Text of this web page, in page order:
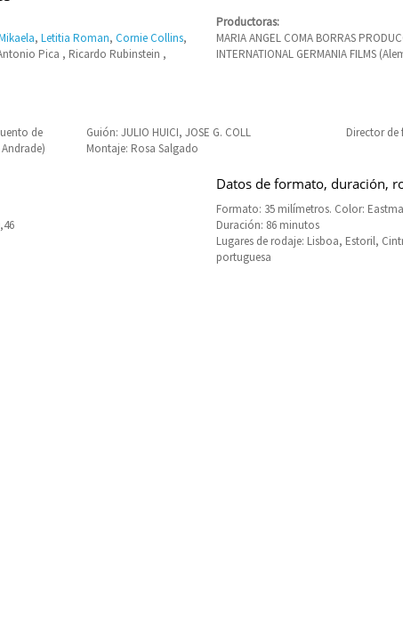
, Letitia Roman, Cornie Collins,
Pica , Ricardo Rubinstein ,
Productoras:
MARIA ANGEL COMA BORRAS
INTERNATIONAL GERMANIA FILMS
de
Guión: JULIO HUICI, JOSE G. COLL
Director de
Montaje: Rosa Salgado
Datos de formato, duración,
Formato: 35 milímetros. Color:
Duración: 86 minutos
Lugares de rodaje: Lisboa, Estoril,
portuguesa